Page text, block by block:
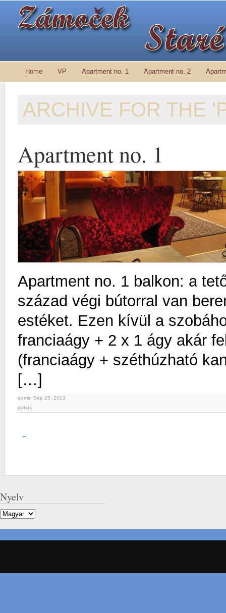
Home VP Apartment no. 1 Apartment no. 2
ARCHIVE FOR THE
Apartment no. 1
Apartment no. 1 balkon: a
század végi bútorral van
estéket. Ezen kívül a
franciaágy + 2 x 1 ágy akár
(franciaágy + széthúzható
[…]
admin Sep 25, 2013
pokus
←
Nyelv